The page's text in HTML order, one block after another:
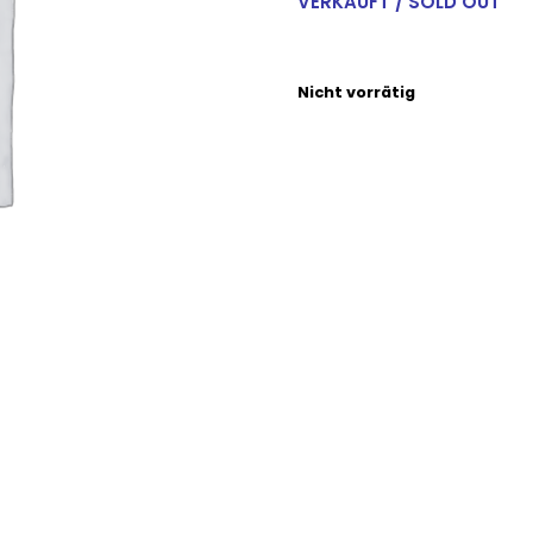
Nicht vorrätig